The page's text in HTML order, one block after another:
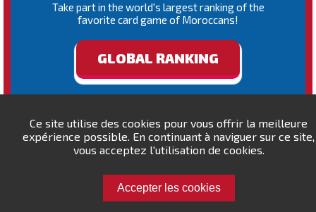
Ce site utilise des cookies pour vous offrir la meilleure
expérience possible. En continuant à naviguer sur ce site,
vous acceptez l'utilisation de cookies.
Accepter les cookies
Take part in the world's largest ranking of the
favorite card game of Moroccans!
GLOBAL RANKING